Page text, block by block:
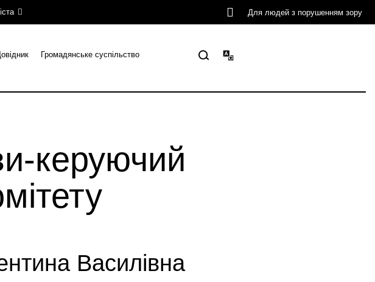
Для людей з порушенням зору
Громадянське суспільство
керуючий
Василівна